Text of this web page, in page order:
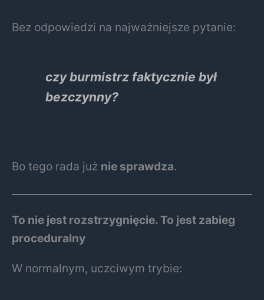
Bez odpowiedzi na najważniejsze pytanie:
czy burmistrz faktycznie był
bezczynny?
Bo tego rada już nie sprawdza.
To nie jest rozstrzygnięcie. To jest zabieg
proceduralny
W normalnym, uczciwym trybie: